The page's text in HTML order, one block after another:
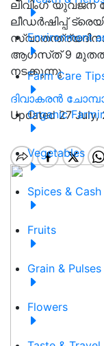
Environment
Farm Care
Organic
Vegetables
Spices &
Fruits
Grain & Pulses
Flowers
ലിവിംഗ്
ലീഡർഷിപ്പ്
ആഗസ്‌ത്‌ 9 മുതൽ
നടക്കുന്നു .
ദിവാകരൻ
Updated 27 July,